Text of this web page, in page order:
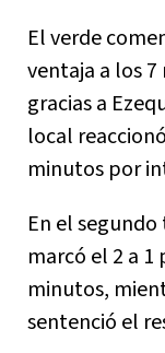
El verde
ventaja a los
gracias a
local
minutos por
En el
marcó el 2 a 1
minutos,
sentenció el